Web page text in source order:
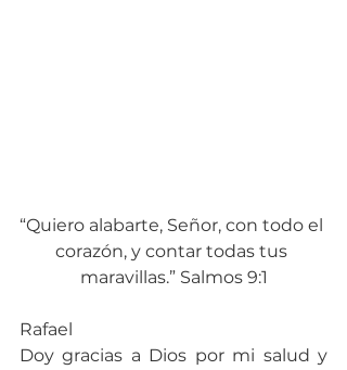
“Quiero alabarte, Señor, con todo el
corazón, y contar todas tus
maravillas.” Salmos 9:1
Rafael
Doy gracias a Dios por mi salud y